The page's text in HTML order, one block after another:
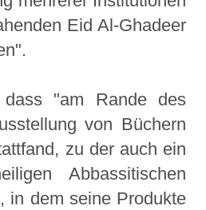
Eid Al-Ghadeer
"am Rande des
von Büchern
zu der auch ein
Abbassitischen
in dem seine Produkte